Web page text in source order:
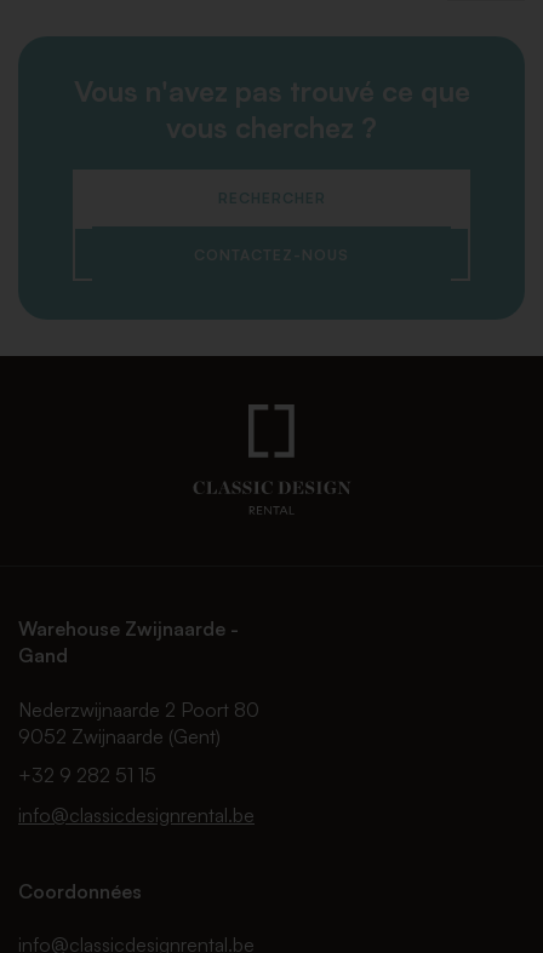
Vous n'avez pas trouvé ce que
vous cherchez ?
RECHERCHER
CONTACTEZ-NOUS
Warehouse Zwijnaarde -
Gand
Nederzwijnaarde 2 Poort 80
9052 Zwijnaarde (Gent)
+32 9 282 51 15
info@classicdesignrental.be
Coordonnées
info@classicdesignrental.be